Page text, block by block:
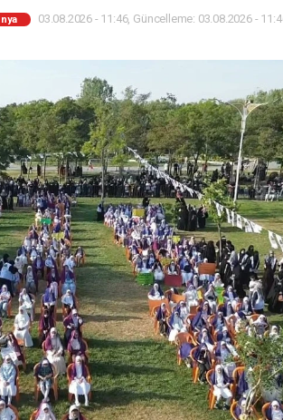
03.08.2026 - 11:46, Güncelleme: 03.08.2026 -